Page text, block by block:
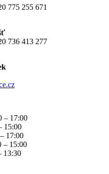
775 255 671
736 413 277
– 17:00
15:00
17:00
– 15:00
13:30